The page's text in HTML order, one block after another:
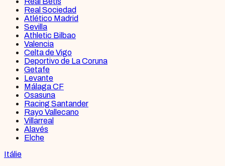
Real Sociedad
Atlético Madrid
Sevilla
Athletic Bilbao
Valencia
Celta de Vigo
Deportivo de La Coruna
Getafe
Levante
Málaga CF
Osasuna
Racing Santander
Rayo Vallecano
Villarreal
Alavés
Elche
Itálie